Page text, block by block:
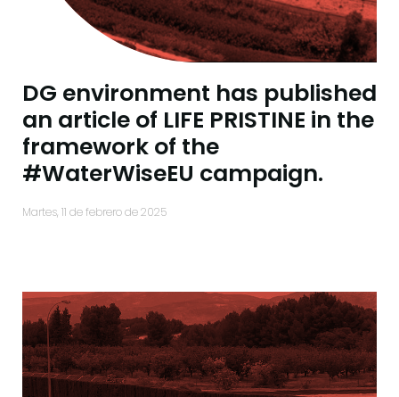
DG environment has published
an article of LIFE PRISTINE in the
framework of the
#WaterWiseEU campaign.
martes, 11 de febrero de 2025